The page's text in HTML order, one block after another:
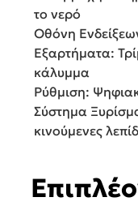
το νερό
Οθόνη
Εξαρτήματα:
κάλυμμα
Ρύθμιση:
Σύστημα
κινούμενες